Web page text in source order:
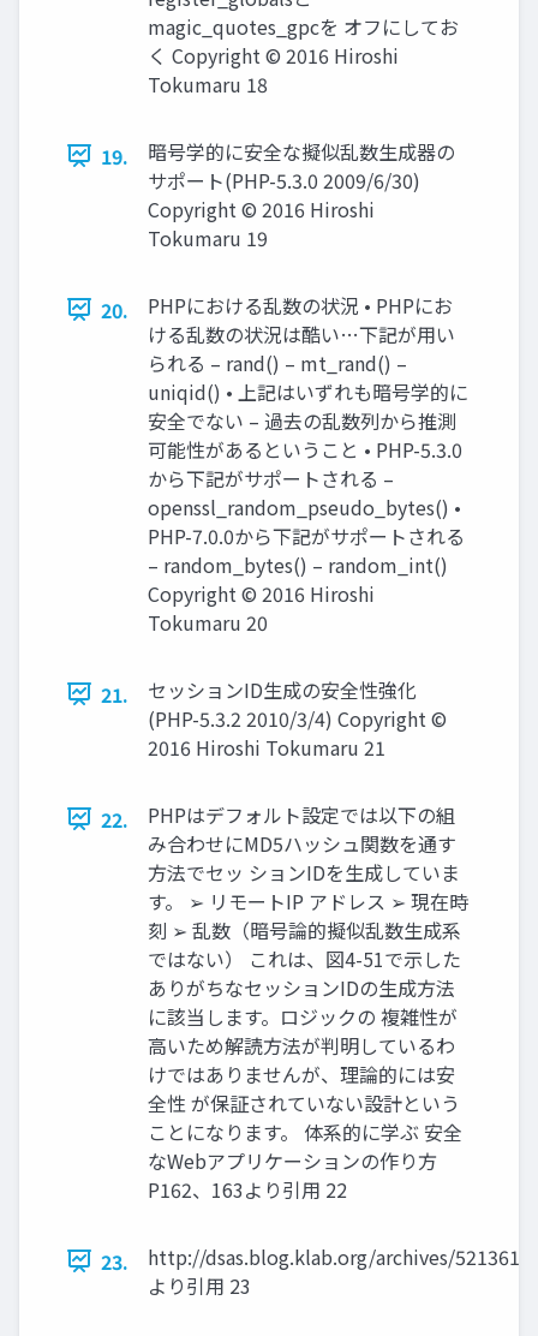
magic_quotes_gpcを オフにしてお
く Copyright © 2016 Hiroshi
Tokumaru 18
19.
暗号学的に安全な擬似乱数生成器の
サポート(PHP-5.3.0 2009/6/30)
Copyright © 2016 Hiroshi
Tokumaru 19
20.
PHPにおける乱数の状況 • PHPにお
ける乱数の状況は酷い…下記が用い
られる – rand() – mt_rand() –
uniqid() • 上記はいずれも暗号学的に
安全でない – 過去の乱数列から推測
可能性があるということ • PHP-5.3.0
から下記がサポートされる –
openssl_random_pseudo_bytes() •
PHP-7.0.0から下記がサポートされる
– random_bytes() – random_int()
Copyright © 2016 Hiroshi
Tokumaru 20
21.
セッションID生成の安全性強化
(PHP-5.3.2 2010/3/4) Copyright ©
2016 Hiroshi Tokumaru 21
22.
PHPはデフォルト設定では以下の組
み合わせにMD5ハッシュ関数を通す
方法でセッ ションIDを生成していま
す。 ➢ リモートIP アドレス ➢ 現在時
刻 ➢ 乱数（暗号論的擬似乱数生成系
ではない） これは、図4-51で示した
ありがちなセッションIDの生成方法
に該当します。ロジックの 複雑性が
高いため解読方法が判明しているわ
けではありませんが、理論的には安
全性 が保証されていない設計という
ことになります。 体系的に学ぶ 安全
なWebアプリケーションの作り方
P162、163より引用 22
23.
http://dsas.blog.klab.org/archives/
より引用 23